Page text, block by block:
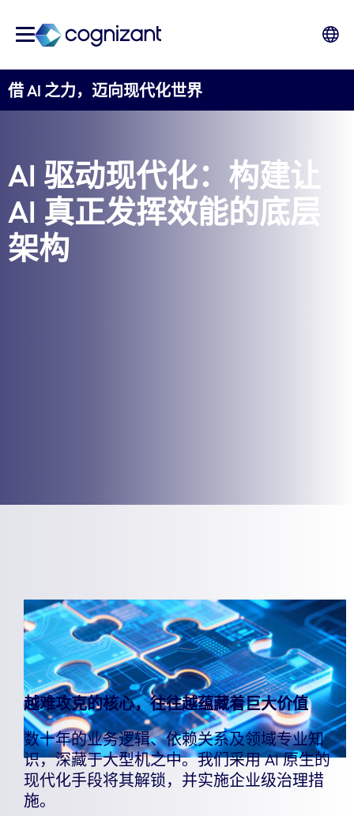
借 AI 之力，迈向现代化世界
AI 驱动现代化：构建让
AI 真正发挥效能的底层
架构
越难攻克的核心，往往越蕴藏着巨大价值
数十年的业务逻辑、依赖关系及领域专业知
识，深藏于大型机之中。我们采用 AI 原生的
现代化手段将其解锁，并实施企业级治理措
施。